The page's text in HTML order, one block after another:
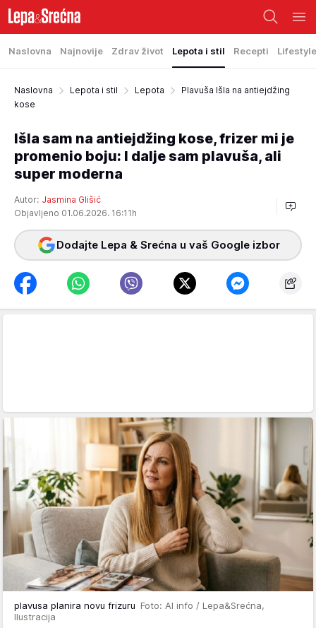
Naslovna Najnovije Zdrav život Lepota i stil Recepti Lifestyle
Naslovna Lepota i stil Lepota
Plavuša Išla na antiejdžing
kose
Išla sam na antiejdžing kose, frizer mi je
promenio boju: I dalje sam plavuša, ali
super moderna
Autor: Jasmina Glišić
Objavljeno 01.06.2026. 16:11h
Dodajte Lepa & Srećna u vaš Google izbor
plavusa planira novu frizuru Foto: AI info / Lepa&Srećna,
Ilustracija